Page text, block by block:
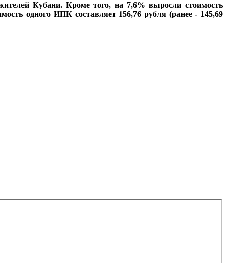
Кубани. Кроме того, на 7,6% выросли стоимость
одного ИПК составляет 156,76 рубля (ранее - 145,69